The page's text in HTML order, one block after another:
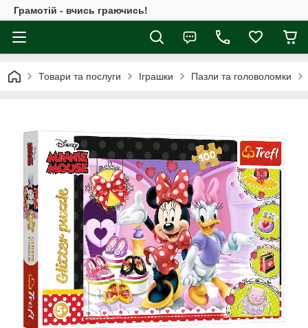
Грамотій - вчись граючись!
Товари та послуги Іграшки Пазли та головоломки